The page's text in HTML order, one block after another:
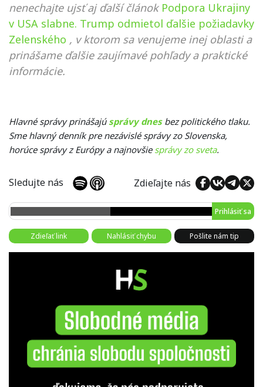
nenechajte ujsť aj ďalší článok Podpora Ukrajiny
v USA slabne. Trump odmietol ďalšie požiadavky
Zelenského , v ktorom sa venujeme inej oblasti a
prinášame ďalšie zaujímavé pohľady a praktické
informácie.
Hlavné správy prinášajú správy dnesbez politického tlaku.
Sme hlavný denník pre nezávislé správy zo Slovenska,
horúce správy z Európy a najnovšie správy zo sveta.
Sledujte nás Zdieľajte nás
Prihlásiť sa
Zdieľať link Nahlásiť chybu Pošlite nám tip